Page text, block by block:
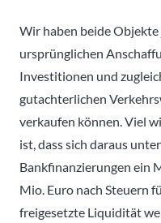
Wir haben beide Objekte
ursprünglichen
Investitionen und
gutachterlichen
verkaufen können. Viel
ist, dass sich daraus
Bankfinanzierungen ein
Mio. Euro nach Steuern
freigesetzte Liquidität